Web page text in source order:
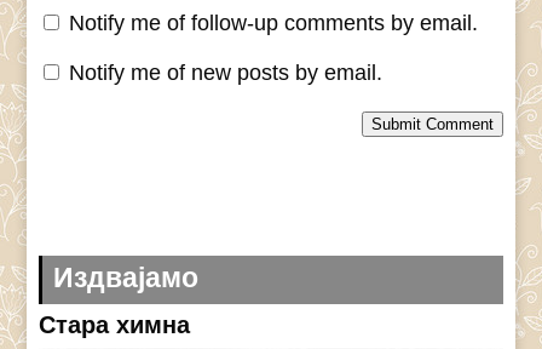
Notify me of follow-up comments by email.
Notify me of new posts by email.
Submit Comment
Издвајамо
Стара химна